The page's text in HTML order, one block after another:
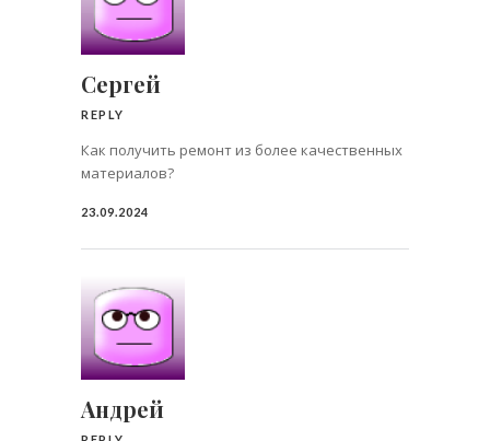
Сергей
REPLY
Как получить ремонт из более качественных
материалов?
23.09.2024
Андрей